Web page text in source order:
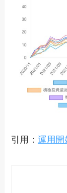
引用：運用開